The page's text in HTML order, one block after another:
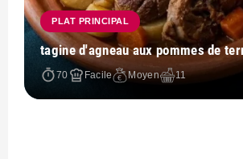
PLAT PRINCIPAL
tagine d'agneau aux pommes de
70 Facile Moyen 11